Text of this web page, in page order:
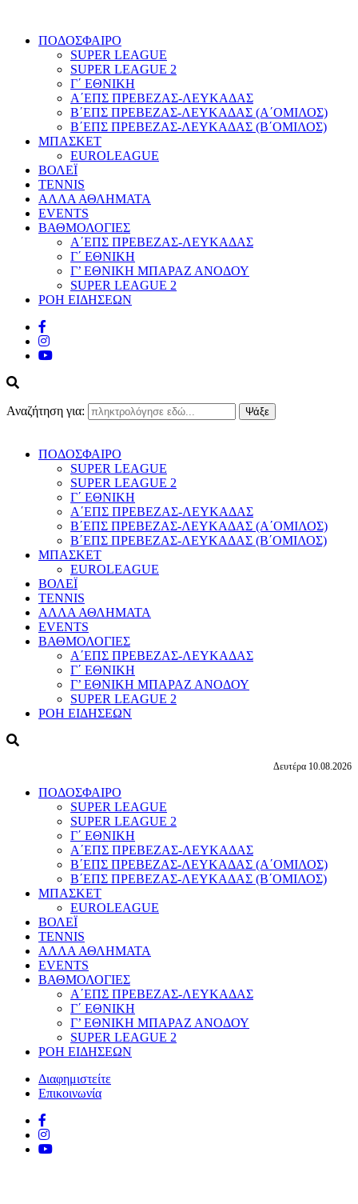
ΠΟΔΟΣΦΑΙΡΟ
SUPER LEAGUE
SUPER LEAGUE 2
Γ΄ ΕΘΝΙΚΗ
Α΄ΕΠΣ ΠΡΕΒΕΖΑΣ-ΛΕΥΚΑΔΑΣ
Β΄ΕΠΣ ΠΡΕΒΕΖΑΣ-ΛΕΥΚΑΔΑΣ (Α΄ΟΜΙΛΟΣ)
Β΄ΕΠΣ ΠΡΕΒΕΖΑΣ-ΛΕΥΚΑΔΑΣ (Β΄ΟΜΙΛΟΣ)
ΜΠΑΣΚΕΤ
EUROLEAGUE
ΒΟΛΕΪ
TENNIS
ΑΛΛΑ ΑΘΛΗΜΑΤΑ
EVENTS
ΒΑΘΜΟΛΟΓΙΕΣ
Α΄ΕΠΣ ΠΡΕΒΕΖΑΣ-ΛΕΥΚΑΔΑΣ
Γ΄ ΕΘΝΙΚΗ
Γ’ ΕΘΝΙΚΗ ΜΠΑΡΑΖ ΑΝΟΔΟΥ
SUPER LEAGUE 2
ΡΟΗ ΕΙΔΗΣΕΩΝ
Αναζήτηση για:
ΠΟΔΟΣΦΑΙΡΟ
SUPER LEAGUE
SUPER LEAGUE 2
Γ΄ ΕΘΝΙΚΗ
Α΄ΕΠΣ ΠΡΕΒΕΖΑΣ-ΛΕΥΚΑΔΑΣ
Β΄ΕΠΣ ΠΡΕΒΕΖΑΣ-ΛΕΥΚΑΔΑΣ (Α΄ΟΜΙΛΟΣ)
Β΄ΕΠΣ ΠΡΕΒΕΖΑΣ-ΛΕΥΚΑΔΑΣ (Β΄ΟΜΙΛΟΣ)
ΜΠΑΣΚΕΤ
EUROLEAGUE
ΒΟΛΕΪ
TENNIS
ΑΛΛΑ ΑΘΛΗΜΑΤΑ
EVENTS
ΒΑΘΜΟΛΟΓΙΕΣ
Α΄ΕΠΣ ΠΡΕΒΕΖΑΣ-ΛΕΥΚΑΔΑΣ
Γ΄ ΕΘΝΙΚΗ
Γ’ ΕΘΝΙΚΗ ΜΠΑΡΑΖ ΑΝΟΔΟΥ
SUPER LEAGUE 2
ΡΟΗ ΕΙΔΗΣΕΩΝ
Δευτέρα 10.08.2026
ΠΟΔΟΣΦΑΙΡΟ
SUPER LEAGUE
SUPER LEAGUE 2
Γ΄ ΕΘΝΙΚΗ
Α΄ΕΠΣ ΠΡΕΒΕΖΑΣ-ΛΕΥΚΑΔΑΣ
Β΄ΕΠΣ ΠΡΕΒΕΖΑΣ-ΛΕΥΚΑΔΑΣ (Α΄ΟΜΙΛΟΣ)
Β΄ΕΠΣ ΠΡΕΒΕΖΑΣ-ΛΕΥΚΑΔΑΣ (Β΄ΟΜΙΛΟΣ)
ΜΠΑΣΚΕΤ
EUROLEAGUE
ΒΟΛΕΪ
TENNIS
ΑΛΛΑ ΑΘΛΗΜΑΤΑ
EVENTS
ΒΑΘΜΟΛΟΓΙΕΣ
Α΄ΕΠΣ ΠΡΕΒΕΖΑΣ-ΛΕΥΚΑΔΑΣ
Γ΄ ΕΘΝΙΚΗ
Γ’ ΕΘΝΙΚΗ ΜΠΑΡΑΖ ΑΝΟΔΟΥ
SUPER LEAGUE 2
ΡΟΗ ΕΙΔΗΣΕΩΝ
Διαφημιστείτε
Επικοινωνία